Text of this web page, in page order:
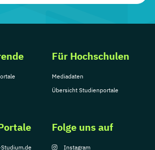
Für Hochschulen
Mediadaten
Übersicht Studienportale
Folge uns auf
Instagram